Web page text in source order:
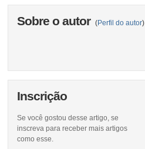
Sobre o autor (Perfil do autor)
Inscrição
Se você gostou desse artigo, se
inscreva para receber mais artigos
como esse.